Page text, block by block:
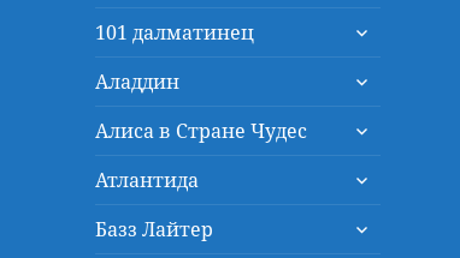
101 далматинец
раскрыть
меню
Аладдин
раскрыть
меню
Алиса в Стране Чудес
раскрыть
меню
Атлантида
раскрыть
меню
Базз Лайтер
раскрыть